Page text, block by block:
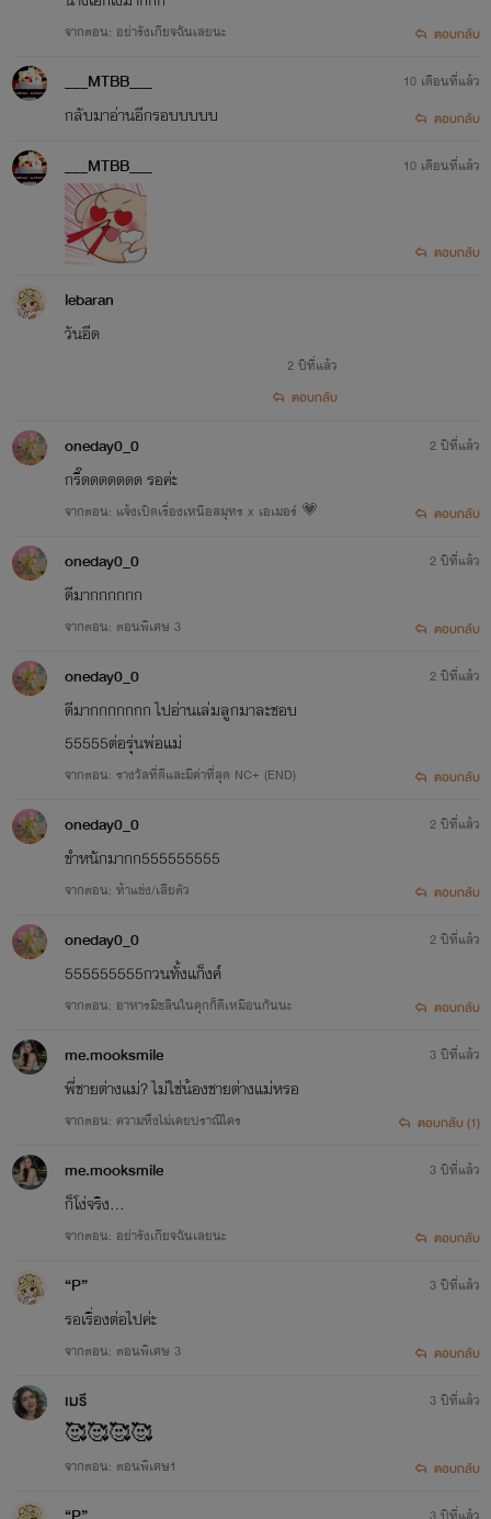
จากตอน: อย่ารังเกียจฉันเลยนะ ตอบกลับ
___MTBB___
กลับมาอ่านอีกรอบบบบบ
10 เดือนที่แล้ว
ตอบกลับ
___MTBB___ 10 เดือนที่แล้ว
ตอบกลับ
lebaran
วันอีด
2 ปีที่แล้ว
ตอบกลับ
oneday0_0
กรี๊ดดดดดดด รอค่ะ
จากตอน: แจ้งเปิดเรื่องเหนือสมุทร x เอเมอร์ 💗
2 ปีที่แล้ว
ตอบกลับ
oneday0_0
ดีมากกกกกก
จากตอน: ตอนพิเศษ 3
2 ปีที่แล้ว
ตอบกลับ
oneday0_0
ดีมากกกกกกก ไปอ่านเล่มลูกมาละชอบ
55555ต่อรุ่นพ่อแม่
จากตอน: รางวัลที่ดีและมีค่าที่สุด NC+ (END)
2 ปีที่แล้ว
ตอบกลับ
oneday0_0
ขำหนักมากก555555555
จากตอน: ท้าแข่ง/เสียตัว
2 ปีที่แล้ว
ตอบกลับ
oneday0_0
555555555กวนทั้งแก็งค์
จากตอน: อาหารมิชลินในคุกก็ดีเหมือนกันนะ
2 ปีที่แล้ว
ตอบกลับ
me.mooksmile
พี่ชายต่างแม่? ไม่ใช่น้องชายต่างแม่หรอ
จากตอน: ความหึงไม่เคยปราณีใคร
3 ปีที่แล้ว
ตอบกลับ (1)
me.mooksmile
ก็โง่จริง...
จากตอน: อย่ารังเกียจฉันเลยนะ
3 ปีที่แล้ว
ตอบกลับ
“P”
รอเรื่องต่อไปค่ะ
จากตอน: ตอนพิเศษ 3
3 ปีที่แล้ว
ตอบกลับ
เมรี
🥰🥰🥰🥰
จากตอน: ตอนพิเศษ1
3 ปีที่แล้ว
ตอบกลับ